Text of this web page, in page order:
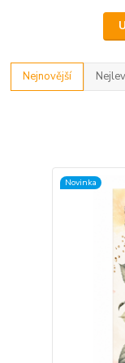
Nejnovější
Novinka